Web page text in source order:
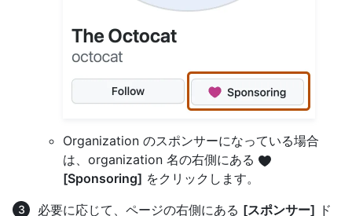
Organization のスポンサーになっている場合
は、organization 名の右側にある
[Sponsoring] をクリックします。
必要に応じて、ページの右側にある [スポンサー] ド